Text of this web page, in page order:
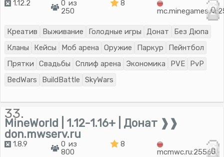
1.12.2
0 из
250
8
0
Креатив Выживание Голодные игры Донат
Без Дюпа
Кланы
Кейсы Моб арена Оружие Паркур
Пейнтбол
Прятки
Свадьбы Сплиф арена Экономика PVE
PvP
BedWars
BuildBattle SkyWars
33.
MineWorld | 1.12-1.16+ | Донат ❱❱
don.mwserv.ru
1.8.9
0 из
800
8
mcmwc.ru:25565
0